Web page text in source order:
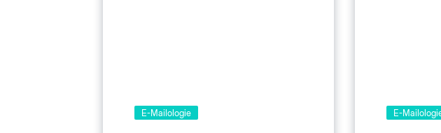
E-Mailologie E-